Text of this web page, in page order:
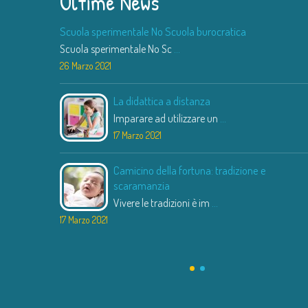
Scuola sperimentale No Scuola burocratica
Scuola sperimentale No Sc ...
26 Marzo 2021
La didattica a distanza
Imparare ad utilizzare un ...
17 Marzo 2021
Camicino della fortuna: tradizione e
scaramanzia
Vivere le tradizioni è im ...
17 Marzo 2021